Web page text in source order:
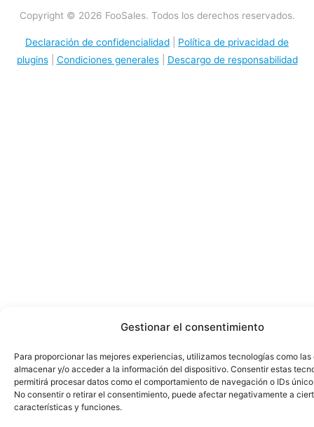
Gestionar el consentimiento
Para proporcionar las mejores experiencias, utilizamos tecnologías como
almacenar y/o acceder a la información del dispositivo. Consentir estas
permitirá procesar datos como el comportamiento de navegación o IDs
No consentir o retirar el consentimiento, puede afectar negativamente a
características y funciones.
Copyright © 2026 FooSales. Todos los derechos reservados.
Declaración de confidencialidad
Política de privacidad de
plugins| Condiciones generales| Descargo de responsabilidad